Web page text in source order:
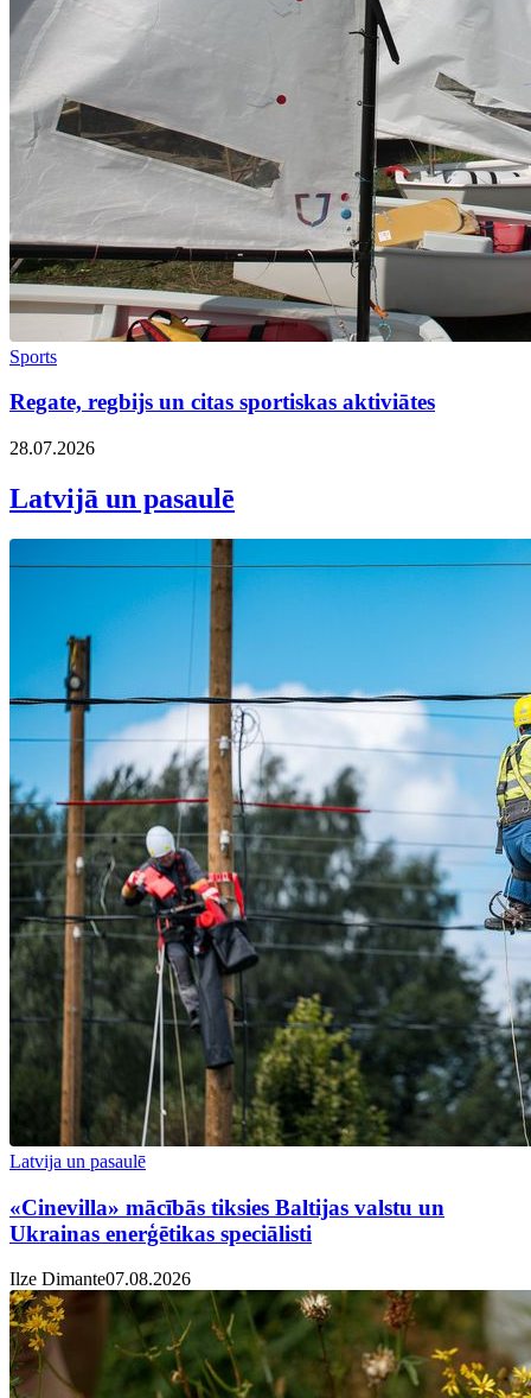
Sports
Regate, regbijs un citas sportiskas aktiviātes
28.07.2026
Latvijā un pasaulē
Latvija un pasaulē
«Cinevilla» mācībās tiksies Baltijas valstu un
Ukrainas enerģētikas speciālisti
Ilze Dimante07.08.2026